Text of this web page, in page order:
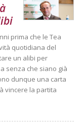
prima che le Tea
quotidiana del
un alibi per
senza che siano già
dunque una carta
vincere la partita